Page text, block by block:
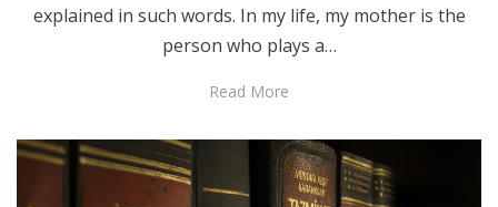
explained in such words. In my life, my mother is the
person who plays a…
Read More